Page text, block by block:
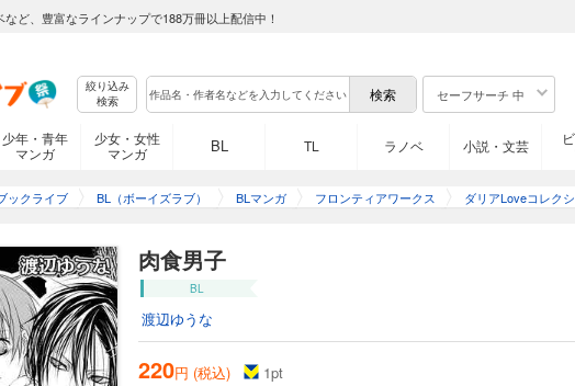
ど、豊富なラインナップで188万冊以上配信中！
絞り込み
検索
セーフサーチ 中
少年・青年
マンガ
少女・女性
マンガ
BL TL ラノベ 小説・文芸
ックライブ BL（ボーイズラブ） BLマンガ フロンティアワークス ダリアLoveコレク
肉食男子
BL
渡辺ゆうな
220円 (税込) 1pt